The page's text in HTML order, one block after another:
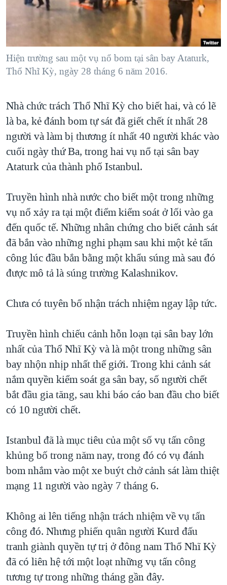
NGƯỜI VIỆT HẢI NGOẠI
KINH TẾ
KHOA HỌC
VĂN HOÁ
THỂ THAO
GIÁO DỤC
TẠI
HÀNH TRÌNH BẦU CỬ 2024
MỘT NĂM CHIẾN TRANH TẠI DẢI GAZA
GIẢI MÃ VÀNH ĐAI & CON ĐƯỜNG
NGÀY TỊ NẠN THẾ GIỚI
GROUND ZERO – XƯA VÀ NAY
CHI PHÍ CHIẾN TRANH AFGHANISTAN
CÁC GIÁ TRỊ CỘNG HÒA Ở VIỆT NAM
THƯỢNG ĐỈNH TRUMP-KIM TẠI VIỆT NAM
NGƯ DÂN VIỆT VÀ LÀN SÓNG TRỘM HẢI SÂM
BÊN KIA QUỐC LỘ: TIẾNG VỌNG TỪ NÔNG THÔN MỸ
QUAN HỆ VIỆT MỸ
VIDEO
NGHE
MẠNG XÃ HỘI
Ngôn ngữ khác
Hiện trường sau một vụ nổ bom tại sân bay Ataturk,
Thổ Nhĩ Kỳ, ngày 28 tháng 6 năm 2016.
Nhà chức trách Thổ Nhĩ Kỳ cho biết hai, và có lẽ
là ba, kẻ đánh bom tự sát đã giết chết ít nhất 28
người và làm bị thương ít nhất 40 người khác vào
cuối ngày thứ Ba, trong hai vụ nổ tại sân bay
Ataturk của thành phố Istanbul.
Truyền hình nhà nước cho biết một trong những
vụ nổ xảy ra tại một điểm kiểm soát ở lối vào ga
đến quốc tế. Những nhân chứng cho biết cảnh sát
đã bắn vào những nghi phạm sau khi một kẻ tấn
công lúc đầu bắn bằng một khẩu súng mà sau đó
được mô tả là súng trường Kalashnikov.
Chưa có tuyên bố nhận trách nhiệm ngay lập tức.
Truyền hình chiếu cảnh hỗn loạn tại sân bay lớn
nhất của Thổ Nhĩ Kỳ và là một trong những sân
bay nhộn nhịp nhất thế giới. Trong khi cảnh sát
nắm quyền kiểm soát ga sân bay, số người chết
bắt đầu gia tăng, sau khi báo cáo ban đầu cho biết
có 10 người chết.
Istanbul đã là mục tiêu của một số vụ tấn công
khủng bố trong năm nay, trong đó có vụ đánh
bom nhắm vào một xe buýt chở cảnh sát làm thiệt
mạng 11 người vào ngày 7 tháng 6.
Không ai lên tiếng nhận trách nhiệm về vụ tấn
công đó. Nhưng phiến quân người Kurd đấu
tranh giành quyền tự trị ở đông nam Thổ Nhĩ Kỳ
đã có liên hệ tới một loạt những vụ tấn công
tương tự trong những tháng gần đây.